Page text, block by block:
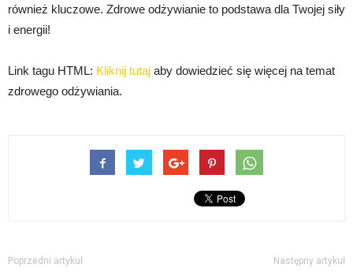
również kluczowe. Zdrowe odżywianie to podstawa dla Twojej siły
i energii!
Link tagu HTML: Kliknij tutaj aby dowiedzieć się więcej na temat
zdrowego odżywiania.
Poprzedni artykuł Następny artykuł